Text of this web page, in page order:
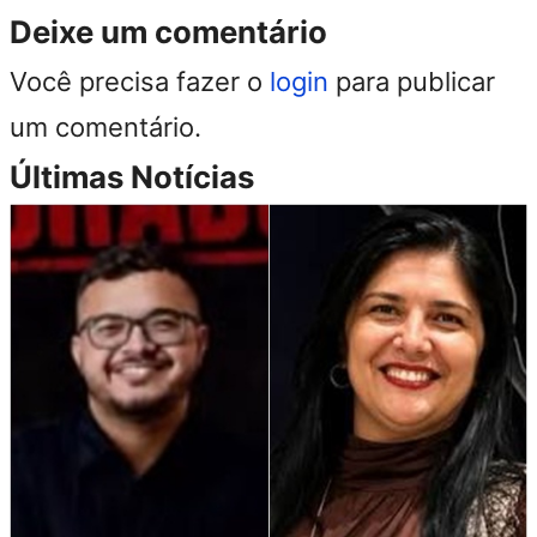
Deixe um comentário
Você precisa fazer o login para publicar
um comentário.
Últimas Notícias